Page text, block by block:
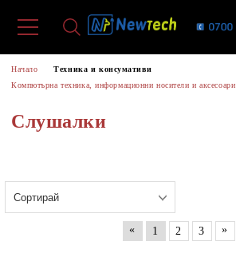
Начало
Техника и консумативи
Компютърна техника, информационни носители и аксесоари
Слушалки
« 1 2 3 »